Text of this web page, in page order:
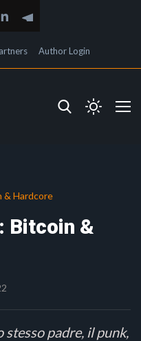
Author Login
& Hardcore
Bitcoin &
padre, il punk,